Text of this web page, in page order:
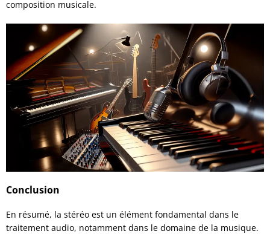
composition musicale.
Conclusion
En résumé, la stéréo est un élément fondamental dans le
traitement audio, notamment dans le domaine de la musique.